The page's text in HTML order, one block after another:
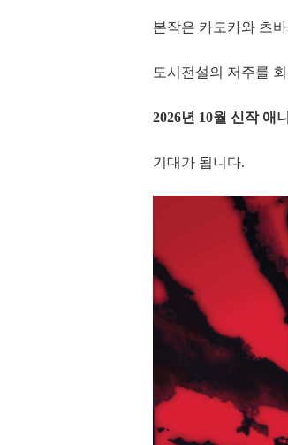
본작은 카도카와 츠
도시전설의 저주를
2026년 10월 신작 애
기대가 됩니다.